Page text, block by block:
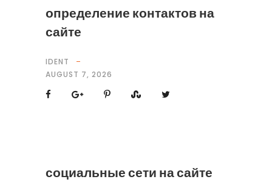
определение контактов на
сайте
IDENT
AUGUST 7, 2026
социальные сети на сайте